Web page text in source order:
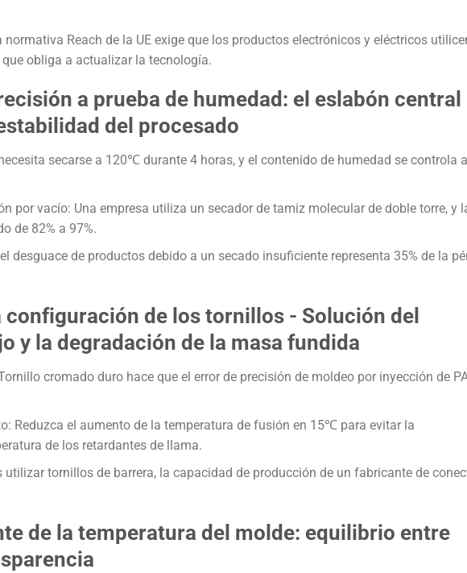
Reach de la UE exige que los productos electrónicos y eléctricos
obliga a actualizar la tecnología.
a prueba de humedad: el eslabón central
del procesado
secarse a 120℃ durante 4 horas, y el contenido de humedad se controla a
por vacío: Una empresa utiliza un secador de tamiz molecular de doble torre, y
de 82% a 97%.
desguace de productos debido a un secado insuficiente representa 35% de la
configuración de los tornillos - Solución del
y la degradación de la masa fundida
cromado duro hace que el error de precisión de moldeo por inyección de
Reduzca el aumento de la temperatura de fusión en 15℃ para evitar la
de los retardantes de llama.
utilizar tornillos de barrera, la capacidad de producción de un fabricante de
de la temperatura del molde: equilibrio entre